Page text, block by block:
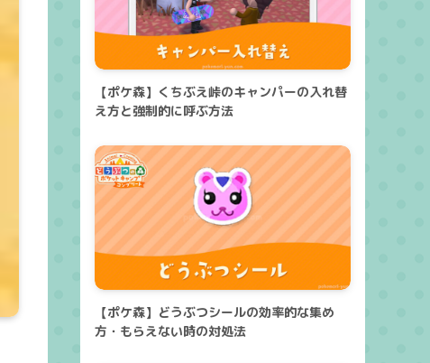
【ポケ森】くちぶえ峠のキャンパーの入れ替
え方と強制的に呼ぶ方法
【ポケ森】どうぶつシールの効率的な集め
方・もらえない時の対処法